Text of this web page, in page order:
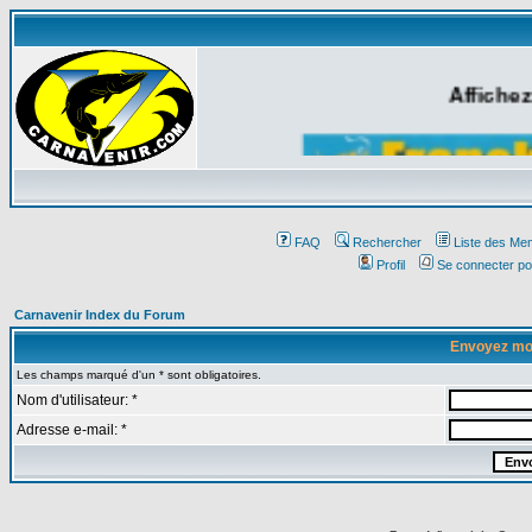
FAQ Rechercher
Liste des
Profil
Se connecter
Carnavenir Index du Forum
Envoyez
Les champs marqué d'un * sont obligatoires.
Nom d'utilisateur: *
Adresse e-mail: *